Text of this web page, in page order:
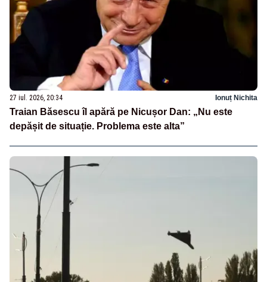
27 iul. 2026, 20:34 Ionuț Nichita
Traian Băsescu îl apără pe Nicușor Dan: „Nu este
depășit de situație. Problema este alta”